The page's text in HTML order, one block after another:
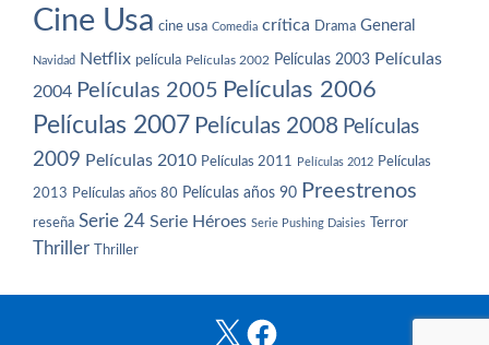
Cine Usa cine usa Comedia crítica Drama General
Navidad Netflix película Películas 2002 Películas 2003 Películas
2004 Películas 2005 Películas 2006
Películas 2007 Películas 2008 Películas
2009 Películas 2010 Películas 2011 Películas 2012 Películas
2013 Películas años 80 Películas años 90 Preestrenos
reseña Serie 24 Serie Héroes Serie Pushing Daisies Terror
Thriller Thriller
X Facebook